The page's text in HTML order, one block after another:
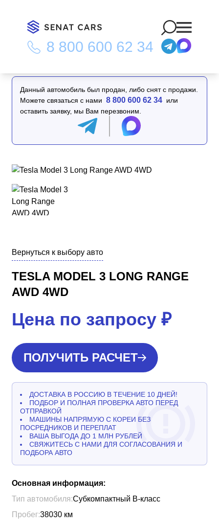
8 800 600 62 34
Главная Каталог/Tesla Model 3 Long Range AWD 4WD
Данный автомобиль был продан, либо снят с продажи.
Можете связаться с нами 8 800 600 62 34 или
оставить заявку, мы Вам перезвоним.
Вернуться к выбору авто
TESLA MODEL 3 LONG RANGE
AWD 4WD
Цена по запросу ₽
ПОЛУЧИТЬ РАСЧЕТ
ДОСТАВКА В РОССИЮ В ТЕЧЕНИЕ 10 ДНЕЙ!
ПОДБОР И ПОЛНАЯ ПРОВЕРКА АВТО ПЕРЕД
ОТПРАВКОЙ
МАШИНЫ НАПРЯМУЮ С КОРЕИ БЕЗ
ПОСРЕДНИКОВ И ПЕРЕПЛАТ
ВАША ВЫГОДА ДО 1 МЛН РУБЛЕЙ
СВЯЖИТЕСЬ С НАМИ ДЛЯ СОГЛАСОВАНИЯ И
ПОДБОРА АВТО
Основная информация:
Тип автомобиля:Субкомпактный B-класс
Пробег:38030 км